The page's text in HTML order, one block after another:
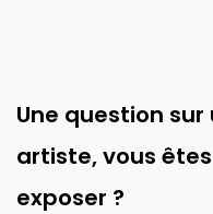
Une question
artiste, vous
exposer ?